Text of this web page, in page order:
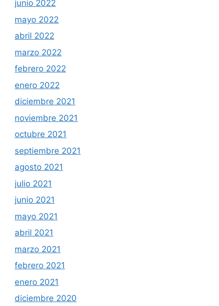
junio 2022
mayo 2022
abril 2022
marzo 2022
febrero 2022
enero 2022
diciembre 2021
noviembre 2021
octubre 2021
septiembre 2021
agosto 2021
julio 2021
junio 2021
mayo 2021
abril 2021
marzo 2021
febrero 2021
enero 2021
diciembre 2020